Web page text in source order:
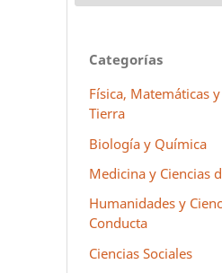
Categorías
Física, Matemáticas
Tierra
Biología y Química
Medicina y Ciencias
Humanidades y
Conducta
Ciencias Sociales